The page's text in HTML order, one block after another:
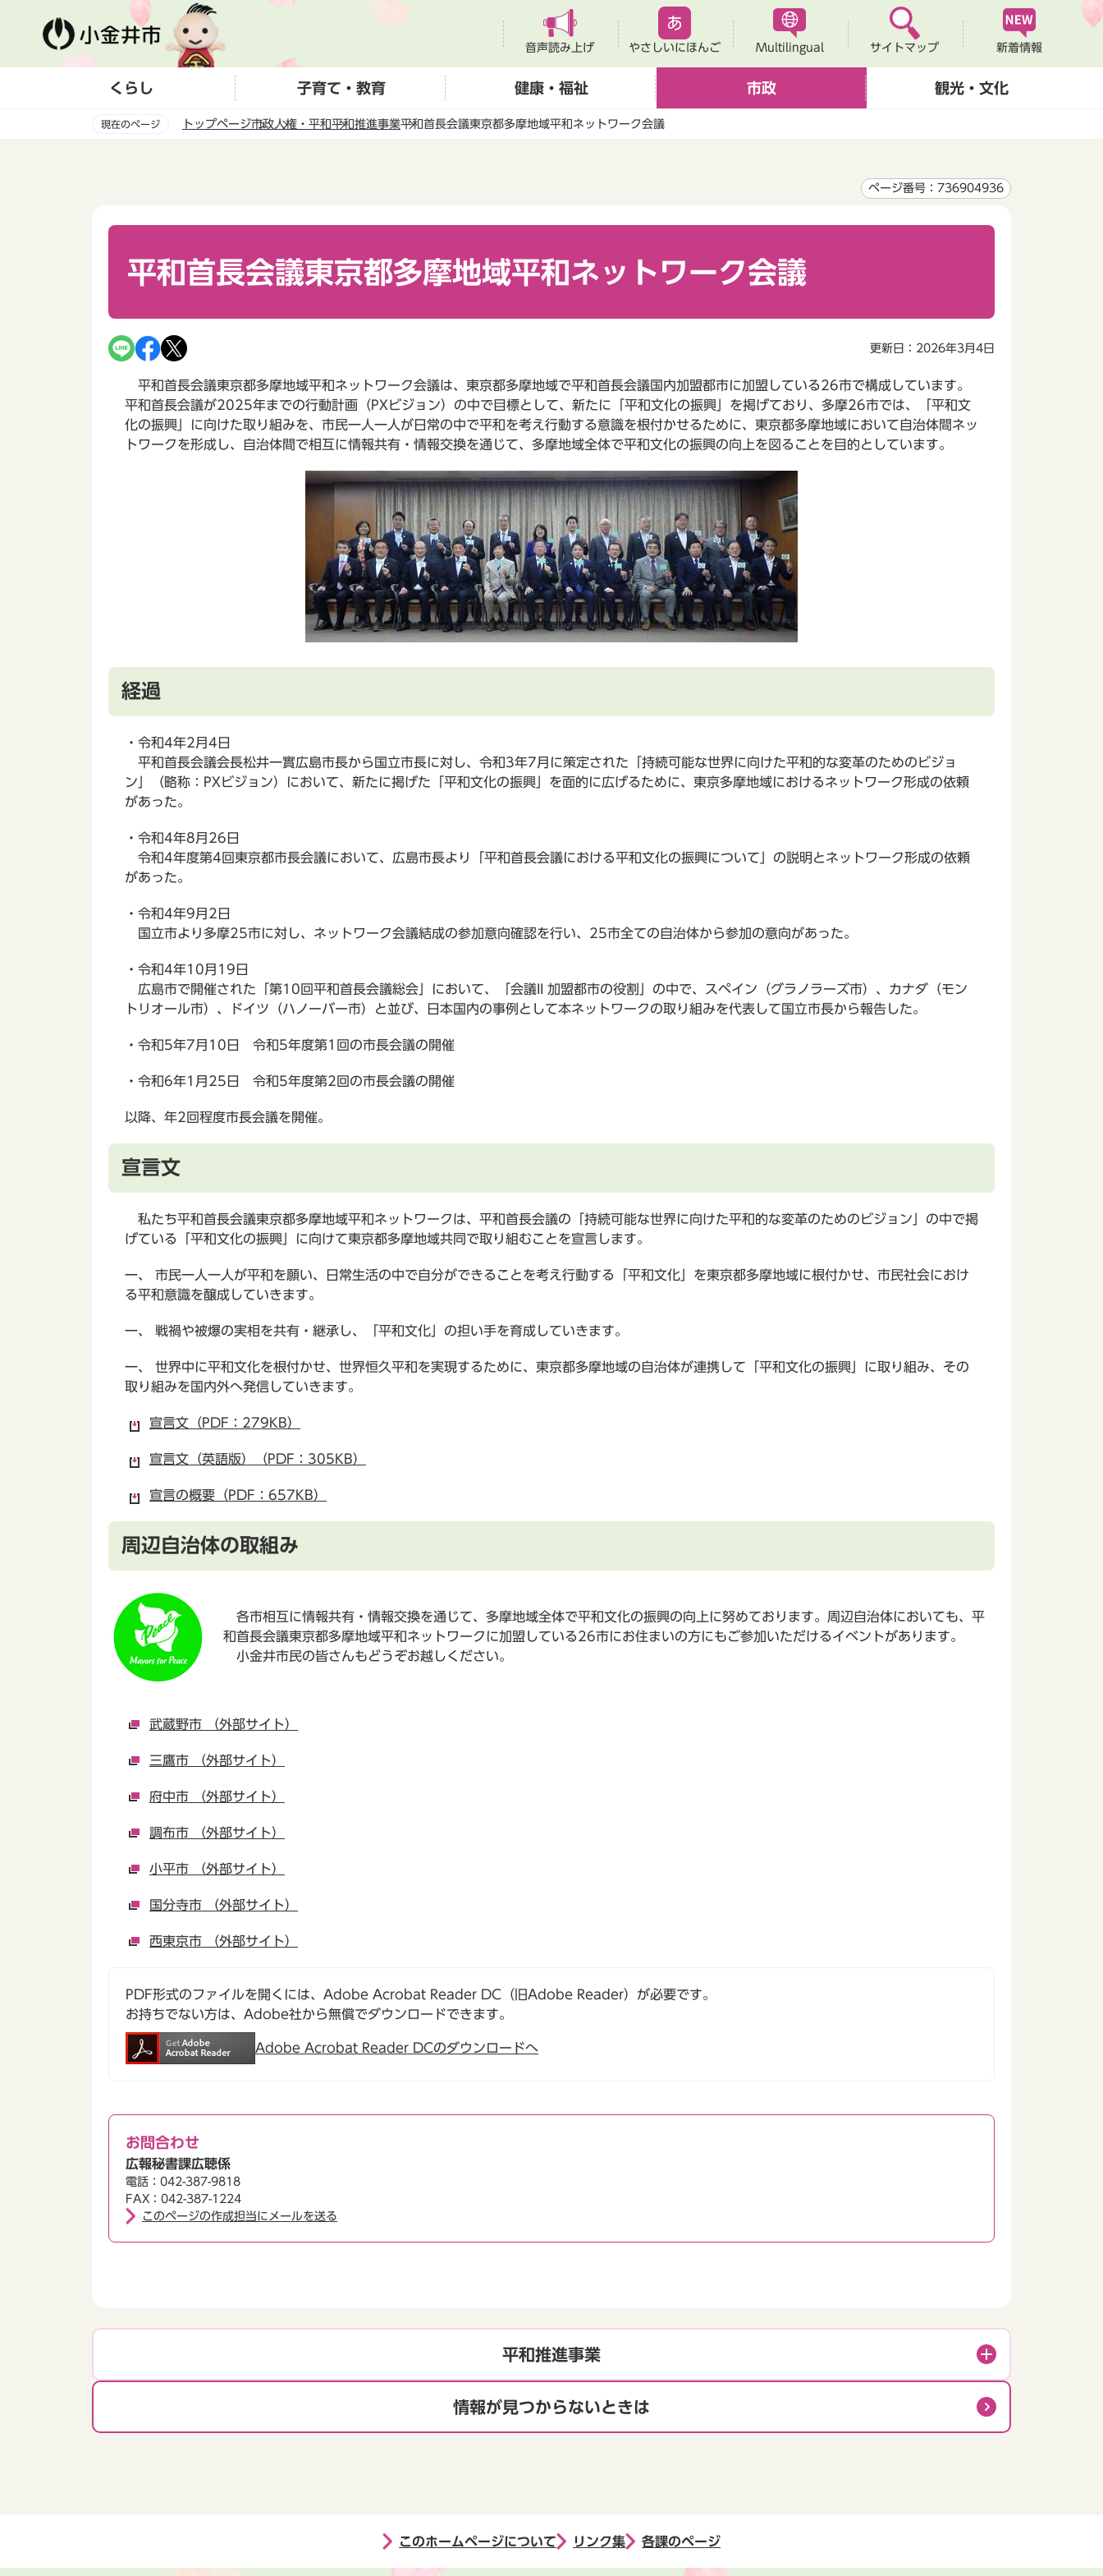
ー
音声読み上げ やさしいにほんご Multilingual サイトマップ 新着情報
くらし 子育て・教育 健康・福祉 市政 観光・文化
現在のページ トップページ市政人権・平和平和推進事業平和首長会議東京都多摩地域平和ネットワーク会議
ページ番号：736904936
平和首長会議東京都多摩地域平和ネットワーク会議
更新日：2026年3月4日
平和首長会議東京都多摩地域平和ネットワーク会議は、東京都多摩地域で平和首長会議国内加盟都市に加盟している26市で構成しています。
平和首長会議が2025年までの行動計画（PXビジョン）の中で目標として、新たに「平和文化の振興」を掲げており、多摩26市では、「平和文
化の振興」に向けた取り組みを、市民一人一人が日常の中で平和を考え行動する意識を根付かせるために、東京都多摩地域において自治体間ネッ
トワークを形成し、自治体間で相互に情報共有・情報交換を通じて、多摩地域全体で平和文化の振興の向上を図ることを目的としています。
経過
・令和4年2月4日
平和首長会議会長松井一實広島市長から国立市長に対し、令和3年7月に策定された「持続可能な世界に向けた平和的な変革のためのビジョ
ン」（略称：PXビジョン）において、新たに掲げた「平和文化の振興」を面的に広げるために、東京多摩地域におけるネットワーク形成の依頼
があった。
・令和4年8月26日
令和4年度第4回東京都市長会議において、広島市長より「平和首長会議における平和文化の振興について」の説明とネットワーク形成の依頼
があった。
・令和4年9月2日
国立市より多摩25市に対し、ネットワーク会議結成の参加意向確認を行い、25市全ての自治体から参加の意向があった。
・令和4年10月19日
広島市で開催された「第10回平和首長会議総会」において、「会議II 加盟都市の役割」の中で、スペイン（グラノラーズ市）、カナダ（モン
トリオール市）、ドイツ（ハノーバー市）と並び、日本国内の事例として本ネットワークの取り組みを代表して国立市長から報告した。
・令和5年7月10日 令和5年度第1回の市長会議の開催
・令和6年1月25日 令和5年度第2回の市長会議の開催
以降、年2回程度市長会議を開催。
宣言文
私たち平和首長会議東京都多摩地域平和ネットワークは、平和首長会議の「持続可能な世界に向けた平和的な変革のためのビジョン」の中で掲
げている「平和文化の振興」に向けて東京都多摩地域共同で取り組むことを宣言します。
一、 市民一人一人が平和を願い、日常生活の中で自分ができることを考え行動する「平和文化」を東京都多摩地域に根付かせ、市民社会におけ
る平和意識を醸成していきます。
一、 戦禍や被爆の実相を共有・継承し、「平和文化」の担い手を育成していきます。
一、 世界中に平和文化を根付かせ、世界恒久平和を実現するために、東京都多摩地域の自治体が連携して「平和文化の振興」に取り組み、その
取り組みを国内外へ発信していきます。
宣言文（PDF：279KB）
宣言文（英語版）（PDF：305KB）
宣言の概要（PDF：657KB）
周辺自治体の取組み
各市相互に情報共有・情報交換を通じて、多摩地域全体で平和文化の振興の向上に努めております。周辺自治体においても、平
和首長会議東京都多摩地域平和ネットワークに加盟している26市にお住まいの方にもご参加いただけるイベントがあります。
小金井市民の皆さんもどうぞお越しください。
武蔵野市 （外部サイト）
三鷹市 （外部サイト）
府中市 （外部サイト）
調布市 （外部サイト）
小平市 （外部サイト）
国分寺市 （外部サイト）
西東京市 （外部サイト）
PDF形式のファイルを開くには、Adobe Acrobat Reader DC（旧Adobe Reader）が必要です。
お持ちでない方は、Adobe社から無償でダウンロードできます。
Adobe Acrobat Reader DCのダウンロードへ
お問合わせ
広報秘書課広聴係
電話：042-387-9818
FAX：042-387-1224
このページの作成担当にメールを送る
平和推進事業
情報が見つからないときは
このホームページについて リンク集 各課のページ